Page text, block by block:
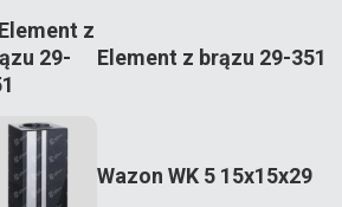
Element z brązu 29-351
Wazon WK 5 15x15x29